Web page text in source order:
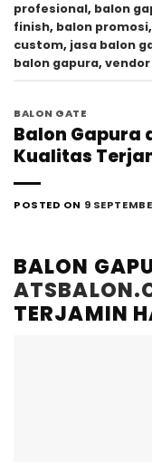
profesional, balon
finish, balon promosi,
custom, jasa balon
balon gapura,
BALON GATE
Balon
Kualitas
POSTED ON 9
BALON
TERJAMIN